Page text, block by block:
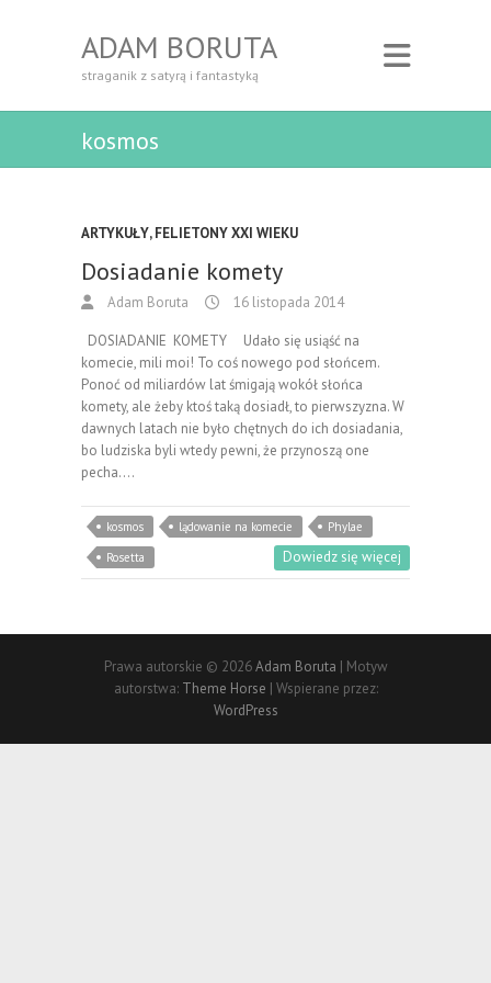
ADAM BORUTA
straganik z satyrą i fantastyką
kosmos
ARTYKUŁY,FELIETONY XXI WIEKU
Dosiadanie komety
Adam Boruta 16 listopada 2014
DOSIADANIE KOMETY Udało się usiąść na
komecie, mili moi! To coś nowego pod słońcem.
Ponoć od miliardów lat śmigają wokół słońca
komety, ale żeby ktoś taką dosiadł, to pierwszyzna. W
dawnych latach nie było chętnych do ich dosiadania,
bo ludziska byli wtedy pewni, że przynoszą one
pecha.…
kosmos lądowanie na komecie
Phylae
Rosetta
Dowiedz się więcej
Prawa autorskie © 2026Adam Boruta | Motyw
autorstwa: Theme Horse | Wspierane przez:
WordPress